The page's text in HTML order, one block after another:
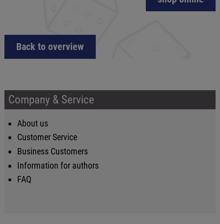
Back to overview
Company & Service
About us
Customer Service
Business Customers
Information for authors
FAQ